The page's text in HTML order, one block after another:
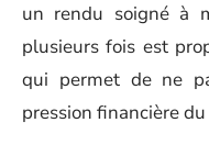
un rendu soigné à
plusieurs fois est
qui permet de ne
pression financière